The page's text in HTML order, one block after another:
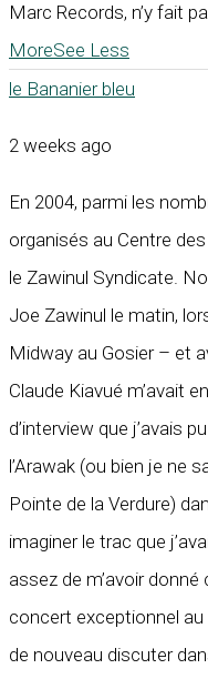
Marc Records, n’y fait
MoreSee Less
le Bananier bleu
2 weeks ago
En 2004, parmi les
organisés au Centre
le Zawinul Syndicate.
Joe Zawinul le matin,
Midway au Gosier – et
Claude Kiavué m’avait
d’interview que j’avais
l’Arawak (ou bien je ne
Pointe de la Verdure)
imaginer le trac que
assez de m’avoir
concert exceptionnel
de nouveau discuter